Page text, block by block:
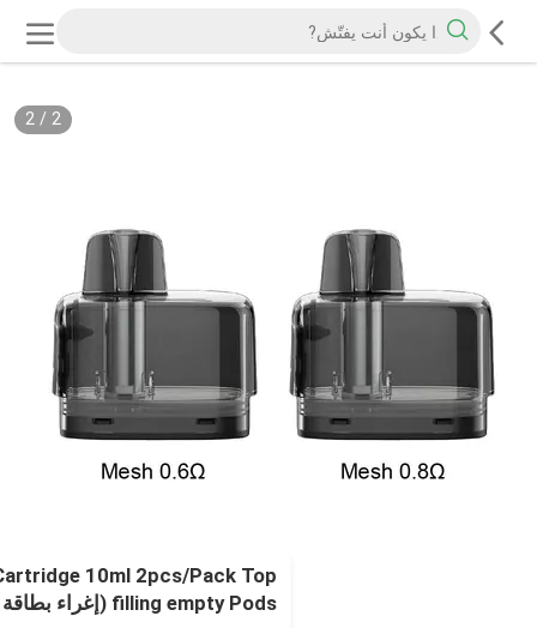
2
/
2
10ml 2pcs/Pack Top
filling empty Pods (إغراء بطاقة التدخين)